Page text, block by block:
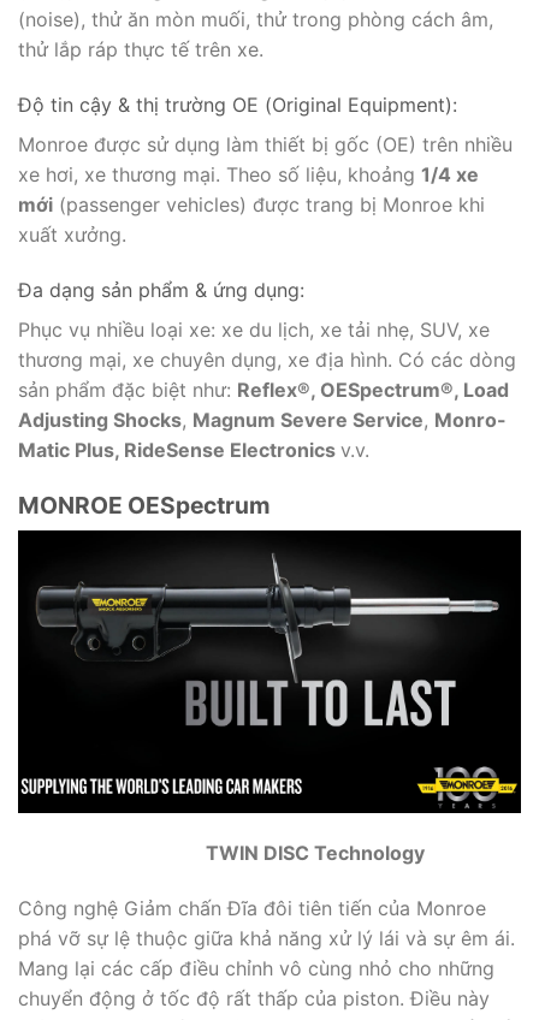
(noise), thử ăn mòn muối, thử trong phòng cách âm,
thử lắp ráp thực tế trên xe.
Độ tin cậy & thị trường OE (Original Equipment):
Monroe được sử dụng làm thiết bị gốc (OE) trên nhiều
xe hơi, xe thương mại. Theo số liệu, khoảng 1/4 xe
mới (passenger vehicles) được trang bị Monroe khi
xuất xưởng.
Đa dạng sản phẩm & ứng dụng:
Phục vụ nhiều loại xe: xe du lịch, xe tải nhẹ, SUV, xe
thương mại, xe chuyên dụng, xe địa hình. Có các dòng
sản phẩm đặc biệt như: Reflex®, OESpectrum®, Load
Adjusting Shocks, Magnum Severe Service, Monro-
Matic Plus, RideSense Electronics v.v.
MONROE OESpectrum
TWIN DISC Technology
Công nghệ Giảm chấn Đĩa đôi tiên tiến của Monroe
phá vỡ sự lệ thuộc giữa khả năng xử lý lái và sự êm ái.
Mang lại các cấp điều chỉnh vô cùng nhỏ cho những
chuyển động ở tốc độ rất thấp của piston. Điều này